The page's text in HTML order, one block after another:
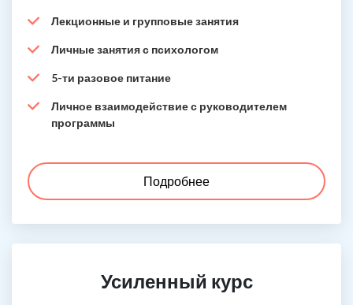
Лекционные и групповые занятия
Личные занятия с психологом
5-ти разовое питание
Личное взаимодействие с руководителем
программы
Подробнее
Усиленный курс